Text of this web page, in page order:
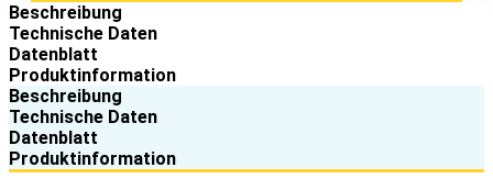
Beschreibung
Technische Daten
Datenblatt
Produktinformation
Beschreibung
Technische Daten
Datenblatt
Produktinformation